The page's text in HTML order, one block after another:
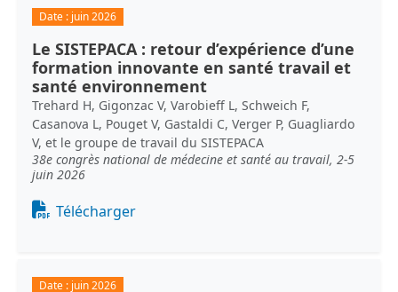
Date : juin 2026
Le SISTEPACA : retour d’expérience d’une
formation innovante en santé travail et
santé environnement
Trehard H, Gigonzac V, Varobieff L, Schweich F,
Casanova L, Pouget V, Gastaldi C, Verger P, Guagliardo
V, et le groupe de travail du SISTEPACA
38e congrès national de médecine et santé au travail, 2-5
juin 2026
Document
Télécharger
Date : juin 2026